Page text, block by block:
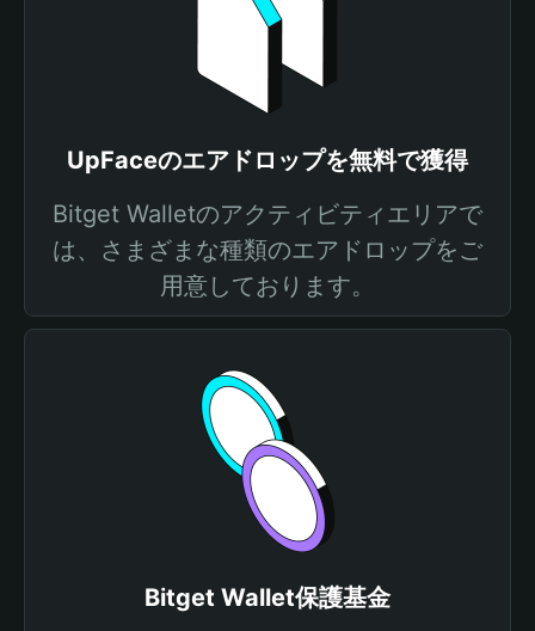
UpFaceのエアドロップを無料で獲得
Bitget Walletのアクティビティエリアで
は、さまざまな種類のエアドロップをご
用意しております。
Bitget Wallet保護基金